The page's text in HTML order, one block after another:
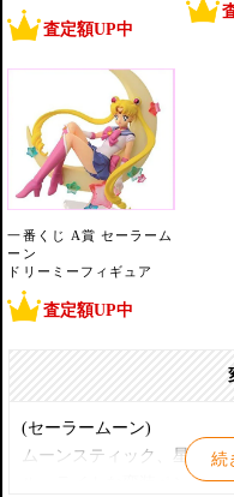
査定額UP中
一番くじ A賞 セーラーム
ーン
ドリーミーフィギュア
査定額UP中
続
(セーラームーン)
ムーンスティック、星空の
ル、ライトな変装ペン、ま